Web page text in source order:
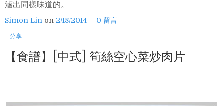
滷出同樣味道的。
Simon Lin on 2/18/2014 0 留言
分享
【食譜】[中式] 筍絲空心菜炒肉片